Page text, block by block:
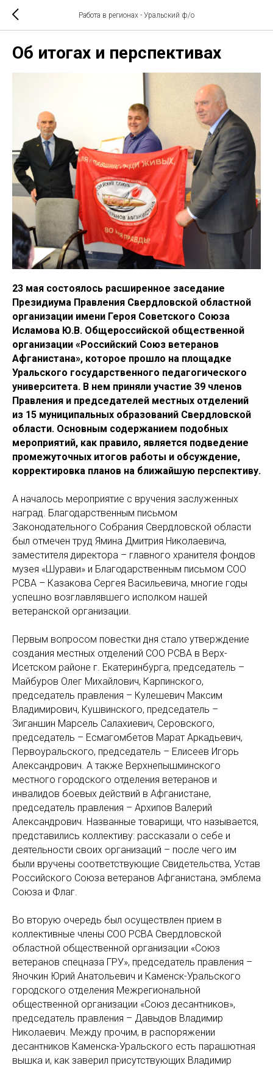
Работа в регионах - Уральский ф/о
Об итогах и перспективах
23 мая состоялось расширенное заседание
Президиума Правления Свердловской областной
организации имени Героя Советского Союза
Исламова Ю.В. Общероссийской общественной
организации «Российский Союз ветеранов
Афганистана», которое прошло на площадке
Уральского государственного педагогического
университета. В нем приняли участие 39 членов
Правления и председателей местных отделений
из 15 муниципальных образований Свердловской
области. Основным содержанием подобных
мероприятий, как правило, является подведение
промежуточных итогов работы и обсуждение,
корректировка планов на ближайшую перспективу.
А началось мероприятие с вручения заслуженных
наград. Благодарственным письмом
Законодательного Собрания Свердловской области
был отмечен труд Ямина Дмитрия Николаевича,
заместителя директора – главного хранителя фондов
музея «Шурави» и Благодарственным письмом СОО
РСВА – Казакова Сергея Васильевича, многие годы
успешно возглавлявшего исполком нашей
ветеранской организации.
Первым вопросом повестки дня стало утверждение
создания местных отделений СОО РСВА в Верх-
Исетском районе г. Екатеринбурга, председатель –
Майбуров Олег Михайлович, Карпинского,
председатель правления – Кулешевич Максим
Владимирович, Кушвинского, председатель –
Зиганшин Марсель Салахиевич, Серовского,
председатель – Есмагомбетов Марат Аркадьевич,
Первоуральского, председатель – Елисеев Игорь
Александрович. А также Верхнепышминского
местного городского отделения ветеранов и
инвалидов боевых действий в Афганистане,
председатель правления – Архипов Валерий
Александрович. Названные товарищи, что называется,
представились коллективу: рассказали о себе и
деятельности своих организаций – после чего им
были вручены соответствующие Свидетельства, Устав
Российского Союза ветеранов Афганистана, эмблема
Союза и Флаг.
Во вторую очередь был осуществлен прием в
коллективные члены СОО РСВА Свердловской
областной общественной организации «Союз
ветеранов спецназа ГРУ», председатель правления –
Яночкин Юрий Анатольевич и Каменск-Уральского
городского отделения Межрегиональной
общественной организации «Союз десантников»,
председатель правления – Давыдов Владимир
Николаевич. Между прочим, в распоряжении
десантников Каменска-Уральского есть парашютная
вышка и, как заверил присутствующих Владимир